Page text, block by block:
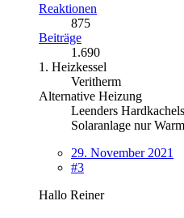
Reaktionen
875
Beiträge
1.690
1. Heizkessel
Veritherm
Alternative Heizung
Leenders
Solaranlage nur
29. November 2021
#3
Hallo Reiner